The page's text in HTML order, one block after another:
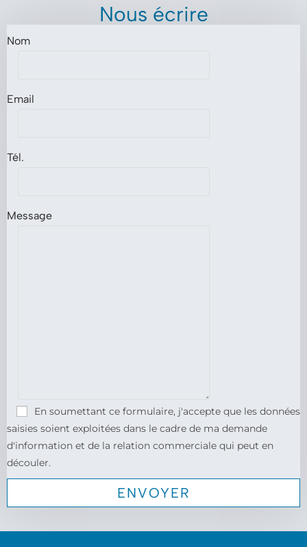
Nous écrire
Nom
Email
Tél.
Message
En soumettant ce formulaire, j'accepte que les données
saisies soient exploitées dans le cadre de ma demande
d'information et de la relation commerciale qui peut en
découler.